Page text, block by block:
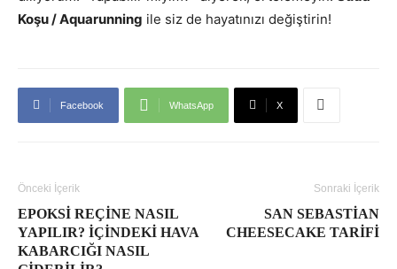
Koşu / Aquarunning ile siz de hayatınızı değiştirin!
Facebook WhatsApp X
Önceki İçerik
EPOKSI REÇINE NASIL
YAPILIR? İÇINDEKI HAVA
KABARCIĞI NASIL
Sonraki İçerik
SAN SEBASTIAN
CHEESECAKE TARIFI